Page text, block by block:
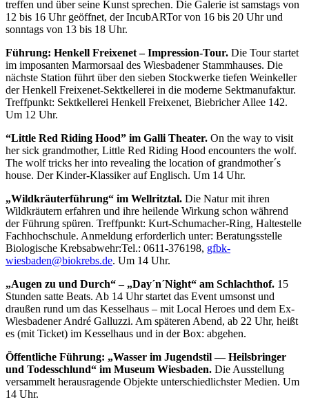
treffen und über seine Kunst sprechen. Die Galerie ist samstags von
12 bis 16 Uhr geöffnet, der IncubARTor von 16 bis 20 Uhr und
sonntags von 13 bis 18 Uhr.
Führung: Henkell Freixenet – Impression-Tour. Die Tour startet
im imposanten Marmorsaal des Wiesbadener Stammhauses. Die
nächste Station führt über den sieben Stockwerke tiefen Weinkeller
der Henkell Freixenet-Sektkellerei in die moderne Sektmanufaktur.
Treffpunkt: Sektkellerei Henkell Freixenet, Biebricher Allee 142.
Um 12 Uhr.
“Little Red Riding Hood” im Galli Theater. On the way to visit
her sick grandmother, Little Red Riding Hood encounters the wolf.
The wolf tricks her into revealing the location of grandmother´s
house. Der Kinder-Klassiker auf Englisch. Um 14 Uhr.
„Wildkräuterführung“ im Wellritztal. Die Natur mit ihren
Wildkräutern erfahren und ihre heilende Wirkung schon während
der Führung spüren. Treffpunkt: Kurt-Schumacher-Ring, Haltestelle
Fachhochschule. Anmeldung erforderlich unter: Beratungsstelle
Biologische Krebsabwehr:Tel.: 0611-376198, gfbk-
wiesbaden@biokrebs.de. Um 14 Uhr.
„Augen zu und Durch“ – „Day´n´Night“ am Schlachthof. 15
Stunden satte Beats. Ab 14 Uhr startet das Event umsonst und
draußen rund um das Kesselhaus – mit Local Heroes und dem Ex-
Wiesbadener André Galluzzi. Am späteren Abend, ab 22 Uhr, heißt
es (mit Ticket) im Kesselhaus und in der Box: abgehen.
Öffentliche Führung: „Wasser im Jugendstil — Heilsbringer
und Todesschlund“ im Museum Wiesbaden. Die Ausstellung
versammelt herausragende Objekte unterschiedlichster Medien. Um
14 Uhr.